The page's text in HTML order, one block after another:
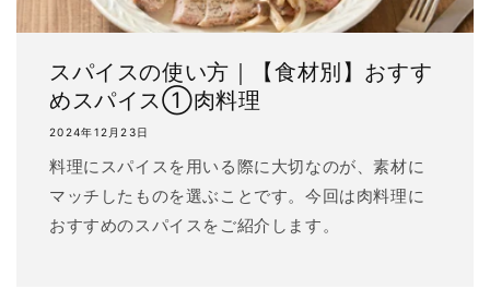
スパイスの使い方｜【食材別】おすす
めスパイス①肉料理
2024年12月23日
料理にスパイスを用いる際に大切なのが、素材に
マッチしたものを選ぶことです。今回は肉料理に
おすすめのスパイスをご紹介します。